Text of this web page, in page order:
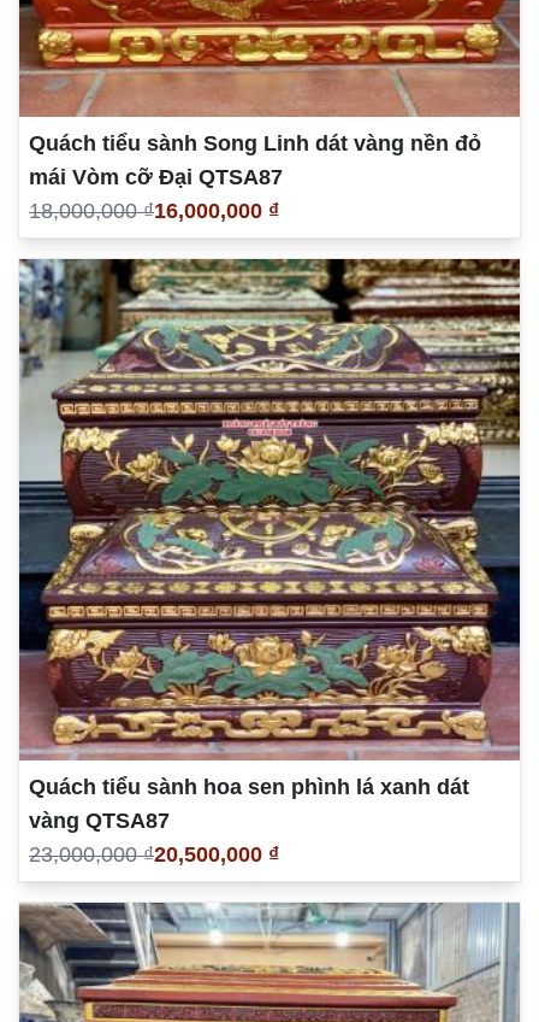
Quách tiểu sành Song Linh dát vàng nền đỏ
mái Vòm cỡ Đại QTSA87
18,000,000 ₫16,000,000 ₫
Quách tiểu sành hoa sen phình lá xanh dát
vàng QTSA87
23,000,000 ₫20,500,000 ₫